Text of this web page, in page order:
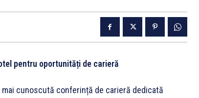
pentru oportunități de carieră
cunoscută conferință de carieră dedicată